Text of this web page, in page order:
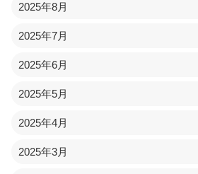
2025年8月
2025年7月
2025年6月
2025年5月
2025年4月
2025年3月